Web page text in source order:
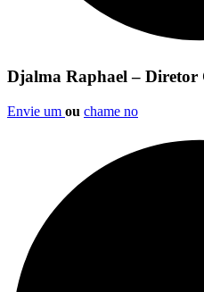
Djalma Raphael – Diretor
Envie um ou chame no